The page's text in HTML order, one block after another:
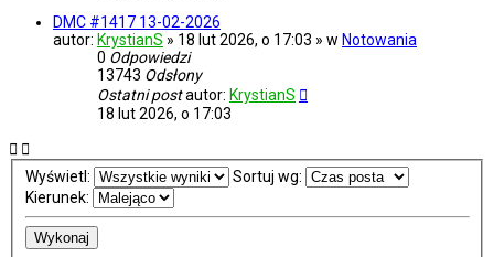
DMC #1417 13-02-2026
autor: KrystianS » 18 lut 2026, o 17:03 » w Notowania
0 Odpowiedzi
13743 Odsłony
Ostatni postautor: KrystianS
18 lut 2026, o 17:03
Wyświetl:
Sortuj wg:
Kierunek: